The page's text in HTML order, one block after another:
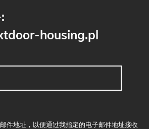
housing.pl
件地址，以便通过我指定的电子邮件地址接收